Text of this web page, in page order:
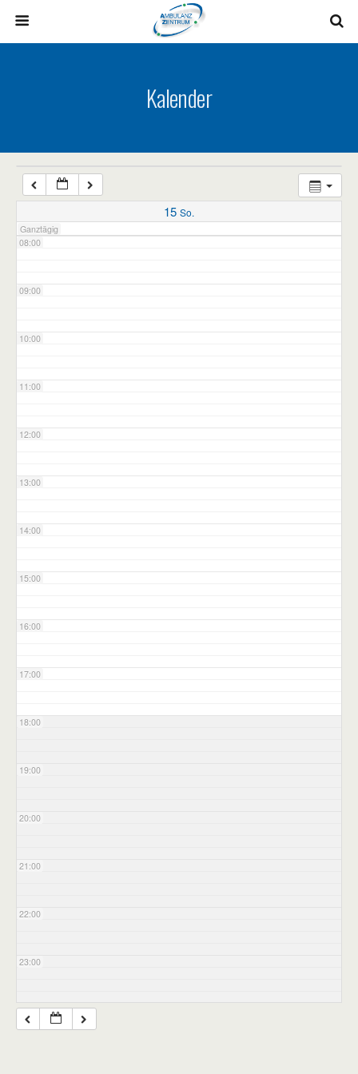
Kalender
15 So.
Ganztägig
07:00
08:00
09:00
10:00
11:00
12:00
13:00
14:00
15:00
16:00
17:00
18:00
19:00
20:00
21:00
22:00
23:00